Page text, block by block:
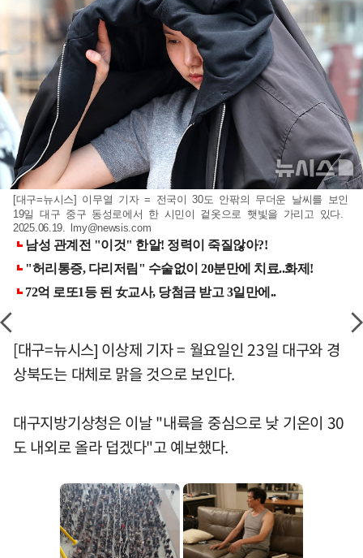
[대구=뉴시스] 이무열 기자 = 전국이 30도 안팎의 무더운 날씨를 보인
19일 대구 중구 동성로에서 한 시민이 겉옷으로 햇빛을 가리고 있다.
2025.06.19.
lmy@newsis.com
[대구=뉴시스] 이상제 기자 = 월요일인 23일 대구와 경
상북도는 대체로 맑을 것으로 보인다.
대구지방기상청은 이날 "내륙을 중심으로 낮 기온이 30
도 내외로 올라 덥겠다"고 예보했다.